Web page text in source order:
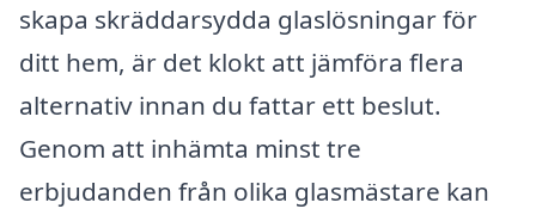
skapa skräddarsydda glaslösningar för
ditt hem, är det klokt att jämföra flera
alternativ innan du fattar ett beslut.
Genom att inhämta minst tre
erbjudanden från olika glasmästare kan